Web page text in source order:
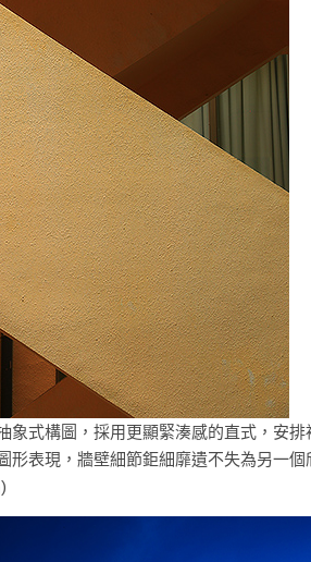
象式構圖，採用更顯緊湊感的直式，安排
形表現，牆壁細節鉅細靡遺不失為另一個